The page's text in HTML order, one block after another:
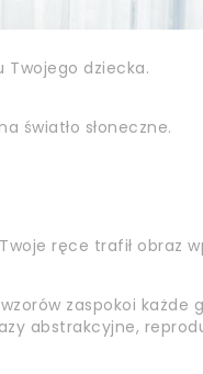
Twojego dziecka.
światło słoneczne.
ręce trafił obraz
zaspokoi każde
abstrakcyjne,